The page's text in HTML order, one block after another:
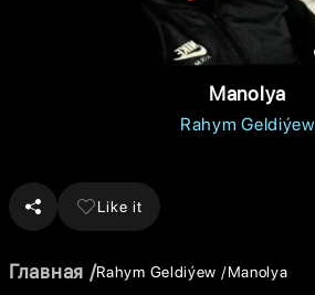
Manolya
Rahym Geldiýew
Like it
Главная Rahym Geldiýew Manolya